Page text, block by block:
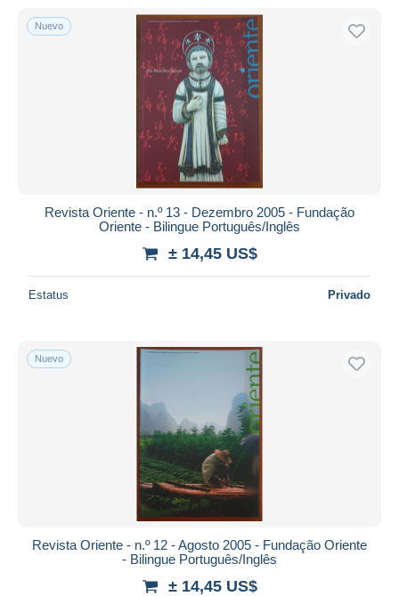
Nuevo
Revista Oriente - n.º 13 - Dezembro 2005 - Fundação
Oriente - Bilingue Português/Inglês
± 14,45 US$
Estatus Privado
Nuevo
Revista Oriente - n.º 12 - Agosto 2005 - Fundação Oriente
- Bilingue Português/Inglês
± 14,45 US$